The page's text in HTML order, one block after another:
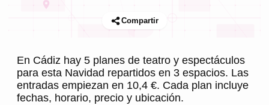
Compartir
En Cádiz hay 5 planes de teatro y espectáculos
para esta Navidad repartidos en 3 espacios. Las
entradas empiezan en 10,4 €. Cada plan incluye
fechas, horario, precio y ubicación.